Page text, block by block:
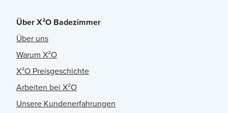
Über X²O Badezimmer
Über uns
Warum X²O
X²O Preisgeschichte
Arbeiten bei X²O
Unsere Kundenerfahrungen